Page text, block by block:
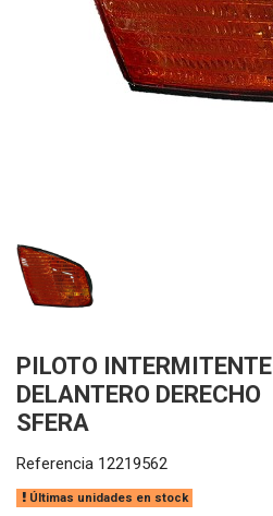
PILOTO INTERMITENTE
DELANTERO DERECHO
SFERA
Referencia 12219562
Últimas unidades en stock